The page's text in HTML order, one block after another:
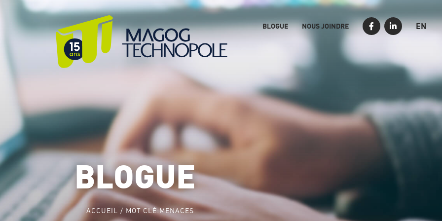
BLOGUE NOUS JOINDRE EN
BLOGUE
ACCUEIL MOT CLÉ:MENACES